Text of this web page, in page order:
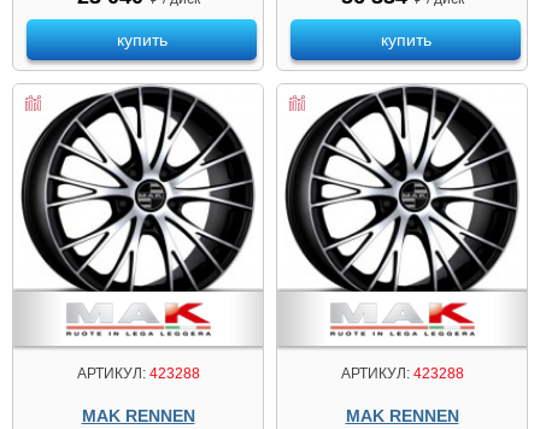
купить купить
АРТИКУЛ:423288
MAK RENNEN
АРТИКУЛ:423288
MAK RENNEN